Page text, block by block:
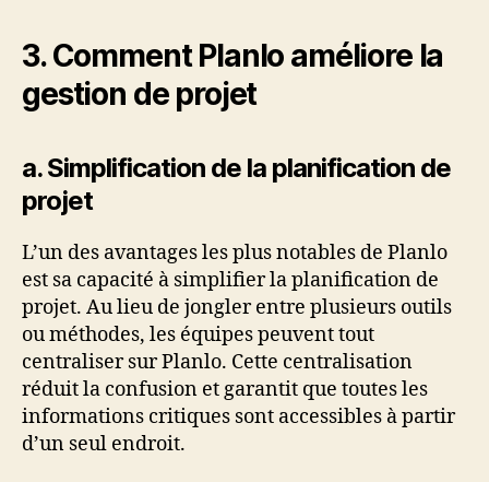
3. Comment Planlo améliore la
gestion de projet
a. Simplification de la planification de
projet
L’un des avantages les plus notables de Planlo
est sa capacité à simplifier la planification de
projet. Au lieu de jongler entre plusieurs outils
ou méthodes, les équipes peuvent tout
centraliser sur Planlo. Cette centralisation
réduit la confusion et garantit que toutes les
informations critiques sont accessibles à partir
d’un seul endroit.